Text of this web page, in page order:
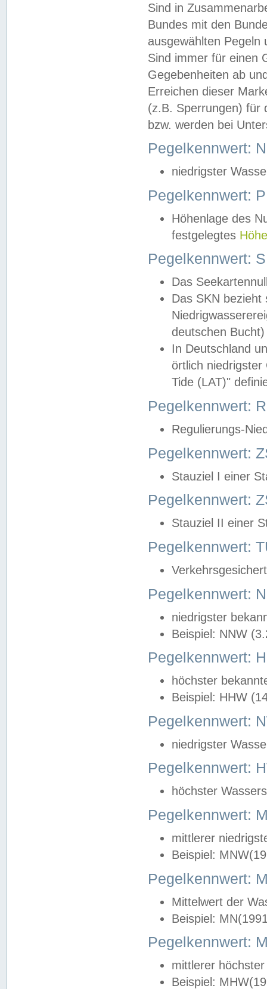
Sind in
Bundes mit den
ausgewählten
Sind immer für einen
Gegebenheiten ab
Erreichen dieser
(z.B. Sperrungen) für
bzw. werden bei
Pegelkennwert:
niedrigster
Pegelkennwert:
Höhenlage des
festgelegtes
Pegelkennwert:
Das
Das SKN
deutschen
In Deutschland
örtlich
Tide (LAT)"
Pegelkennwert:
Regulierungs-
Pegelkennwert:
Stauziel I einer
Pegelkennwert:
Stauziel II einer
Pegelkennwert:
Pegelkennwert:
niedrigster
Beispiel: NNW
Pegelkennwert:
höchster
Beispiel: HHW
Pegelkennwert:
niedrigster
Pegelkennwert:
höchster
Pegelkennwert:
mittlerer
Beispiel:
Pegelkennwert:
Mittelwert der
Beispiel:
Pegelkennwert:
mittlerer
Beispiel: